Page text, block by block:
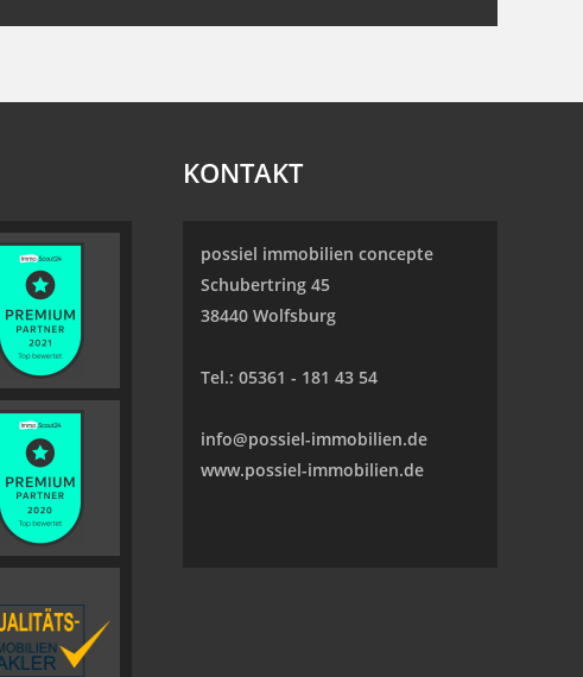
KONTAKT
possiel immobilien concepte
Schubertring 45
38440 Wolfsburg
Tel.: 05361 - 181 43 54
info@possiel-immobilien.de
www.possiel-immobilien.de